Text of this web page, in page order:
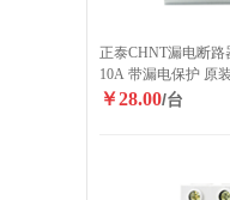
正泰CHNT漏电断路
10A 带漏电保护 原
￥28.00/台